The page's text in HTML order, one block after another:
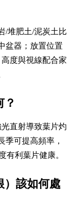
/堆肥土/泥炭土比
盆器；放置位置
度與視線配合家
直射導致葉片灼
季可提高頻率，
有利葉片健康。
）該如何處